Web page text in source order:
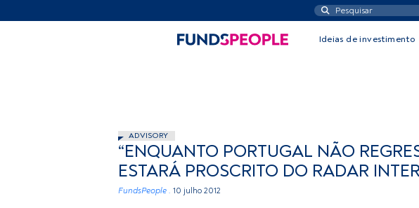
Ideias de investimento
ADVISORY
“ENQUANTO PORTUGAL NÃO
ESTARÁ PROSCRITO DO RADAR
FundsPeople . 10 julho 2012